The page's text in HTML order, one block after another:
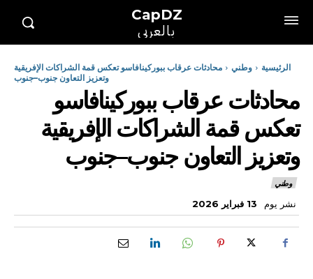
CapDZ
بالعربي
الرئيسية وطني
محادثات عرقاب ببوركينافاسو تعكس قمة الشراكات الإفريقية
وتعزيز التعاون جنوب–جنوب
محادثات عرقاب ببوركينافاسو
تعكس قمة الشراكات الإفريقية
وتعزيز التعاون جنوب–جنوب
وطني
نشر يوم 13 فبراير 2026